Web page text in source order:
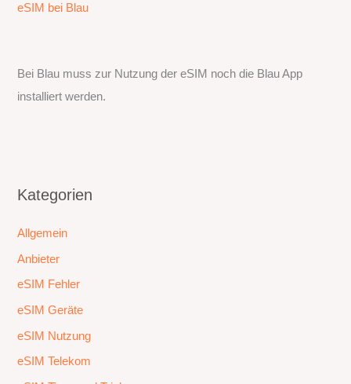
eSIM bei Blau
Bei Blau muss zur Nutzung der eSIM noch die Blau App
installiert werden.
Kategorien
Allgemein
Anbieter
eSIM Fehler
eSIM Geräte
eSIM Nutzung
eSIM Telekom